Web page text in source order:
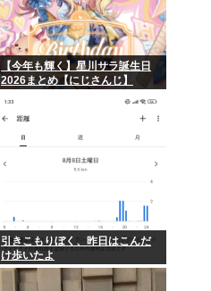
【今年も輝く】星川サラ誕生日
2026まとめ【にじさんじ】
引きこもりぼく、昨日はこんだ
け歩いたよ